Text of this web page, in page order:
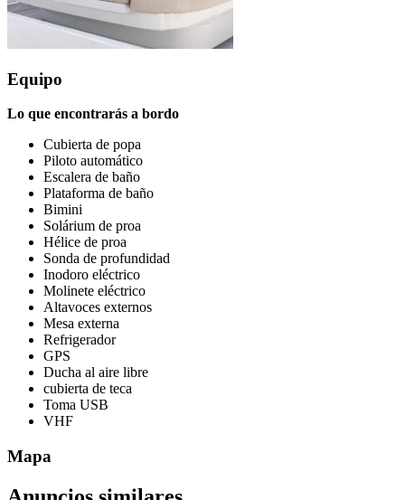
Equipo
Lo que encontrarás a bordo
Cubierta de popa
Piloto automático
Escalera de baño
Plataforma de baño
Bimini
Solárium de proa
Hélice de proa
Sonda de profundidad
Inodoro eléctrico
Molinete eléctrico
Altavoces externos
Mesa externa
Refrigerador
GPS
Ducha al aire libre
cubierta de teca
Toma USB
VHF
Mapa